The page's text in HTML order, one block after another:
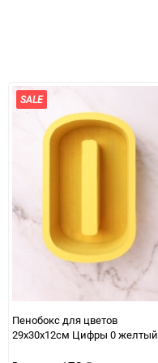
SALE
Пенобокс для цветов
29х30х12см Цифры 0 желтый